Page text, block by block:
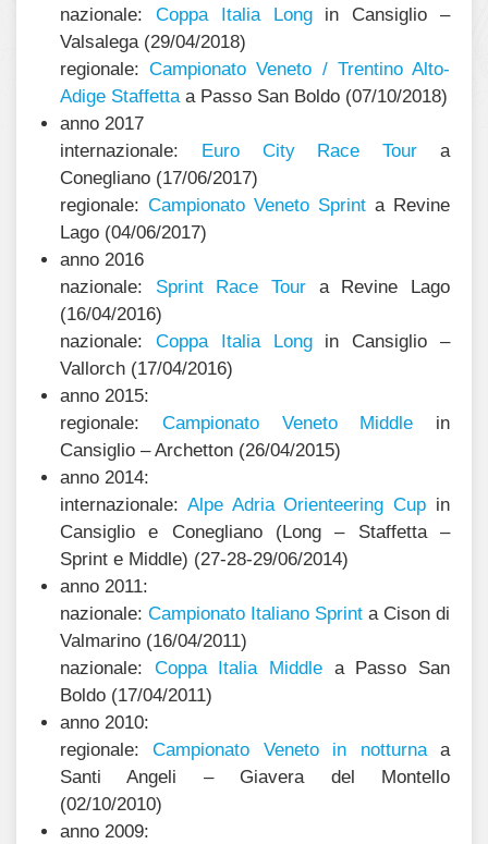
nazionale: Coppa Italia Longin Cansiglio –
Valsalega (29/04/2018)
regionale:Campionato Veneto / Trentino Alto-
Adige Staffettaa Passo San Boldo (07/10/2018)
anno 2017
internazionale:
Euro City Race Tour a
Conegliano (17/06/2017)
regionale: Campionato Veneto Sprint a Revine
Lago (04/06/2017)
anno 2016
nazionale: Sprint Race Tour a Revine Lago
(16/04/2016)
nazionale: Coppa Italia Longin Cansiglio –
Vallorch (17/04/2016)
anno 2015:
regionale: Campionato Veneto Middle in
Cansiglio – Archetton (26/04/2015)
anno 2014:
internazionale: Alpe Adria Orienteering Cup in
Cansiglio e Conegliano (Long – Staffetta –
Sprint e Middle) (27-28-29/06/2014)
anno 2011:
nazionale: Campionato Italiano Sprint a Cison di
Valmarino (16/04/2011)
nazionale: Coppa Italia Middle a Passo San
Boldo (17/04/2011)
anno 2010:
regionale:Campionato Veneto in notturnaa
Santi Angeli – Giavera del Montello
(02/10/2010)
anno 2009: